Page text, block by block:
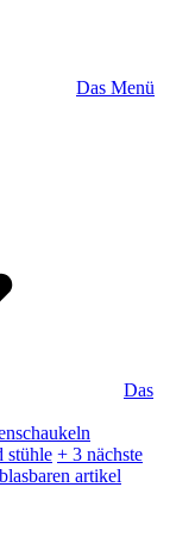
Das Menü
Das
stühle + 3 nächste
artikel